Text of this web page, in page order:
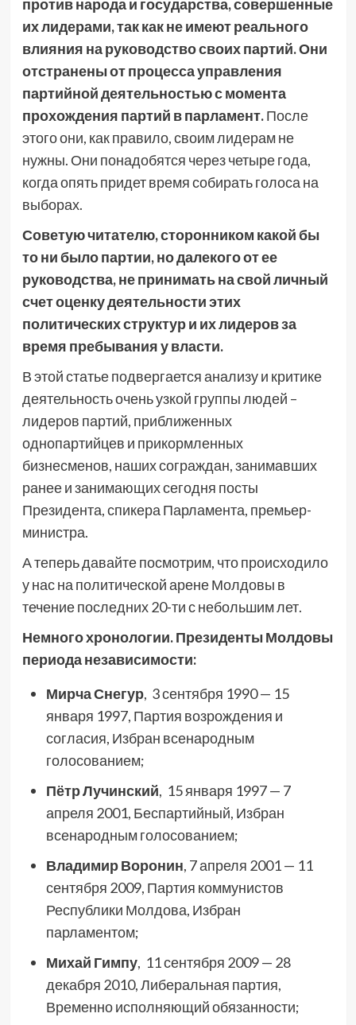
против народа и государства, совершенные
их лидерами, так как не имеют реального
влияния на руководство своих партий. Они
отстранены от процесса управления
партийной деятельностью с момента
прохождения партий в парламент.После
этого они, как правило, своим лидерам не
нужны. Они понадобятся через четыре года,
когда опять придет время собирать голоса на
выборах.
Советую читателю, сторонником какой бы
то ни было партии, но далекого от ее
руководства, не принимать на свой личный
счет оценку деятельности этих
политических структур и их лидеров за
время пребывания у власти.
В этой статье подвергается анализу и критике
деятельность очень узкой группы людей –
лидеров партий, приближенных
однопартийцев и прикормленных
бизнесменов, наших сограждан, занимавших
ранее и занимающих сегодня посты
Президента, спикера Парламента, премьер-
министра.
А теперь давайте посмотрим, что происходило
у нас на политической арене Молдовы в
течение последних 20-ти с небольшим лет.
Немного хронологии. Президенты Молдовы
периода независимости:
Мирча Снегур, 3 сентября 1990 — 15
января 1997, Партия возрождения и
согласия, Избран всенародным
голосованием;
Пётр Лучинский, 15 января 1997 — 7
апреля 2001, Беспартийный, Избран
всенародным голосованием;
Владимир Воронин, 7 апреля 2001 — 11
сентября 2009, Партия коммунистов
Республики Молдова, Избран
парламентом;
Михай Гимпу, 11 сентября 2009 — 28
декабря 2010, Либеральная партия,
Временно исполняющий обязанности;